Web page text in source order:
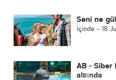
Seni ne
İçinde - 18
AB - Siber
altında